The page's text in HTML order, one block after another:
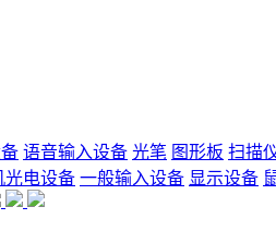
语音输入设备 光笔 图形板 扫描
光电设备 一般输入设备 显示设备